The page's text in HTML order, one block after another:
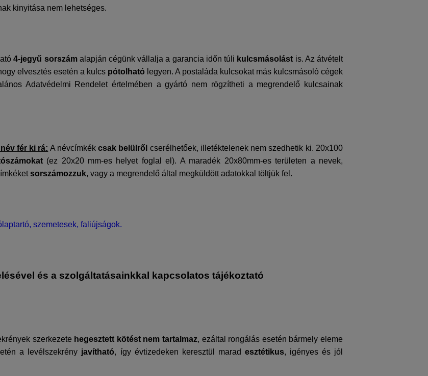
kinyitása nem lehetséges.
4-jegyű sorszámalapján cégünk vállalja a garancia időn túli kulcsmásolást is. Az átvételt
elvesztés esetén a kulcs pótolható legyen. A postaláda kulcsokat más kulcsmásoló cégek
Adatvédelmi Rendelet értelmében a gyártó nem rögzítheti a megrendelő kulcsainak
fér ki rá: A névcímkékcsak belülről cserélhetőek, illetéktelenek nem szedhetik ki. 20x100
(ez 20x20 mm-es helyet foglal el). A maradék 20x80mm-es területen a nevek,
sorszámozzuk, vagy a megrendelő által megküldött adatokkal töltjük fel.
, szemetesek, faliújságok.
és a szolgáltatásainkkal kapcsolatos tájékoztató
szerkezete hegesztett kötést nem tartalmaz, ezáltal rongálás esetén bármely eleme
a levélszekrény javítható, így évtizedeken keresztül marad esztétikus, igényes és jól